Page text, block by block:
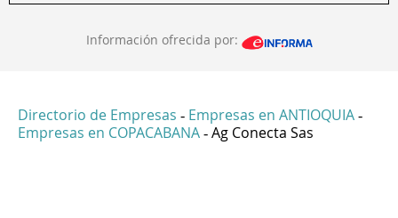
Información ofrecida por:
Directorio de Empresas - Empresas en ANTIOQUIA -
Empresas en COPACABANA - Ag Conecta Sas